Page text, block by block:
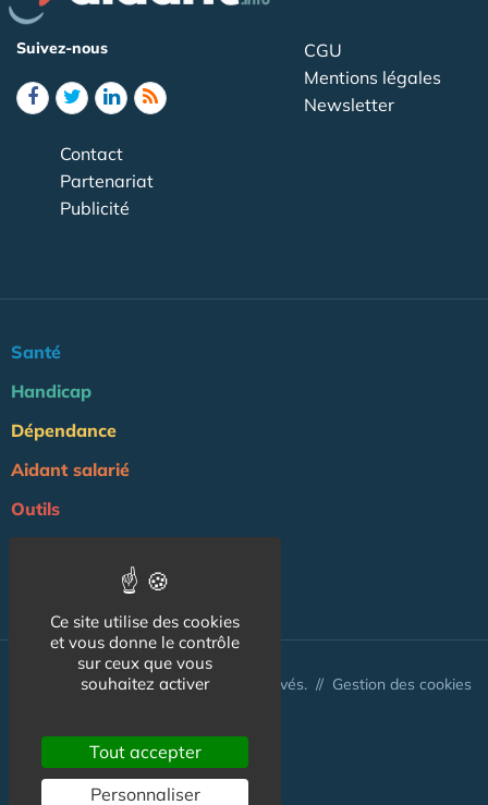
Suivez-nous
CGU
Mentions légales
Newsletter
Contact
Partenariat
Publicité
Santé
Handicap
Dépendance
Aidant salarié
Outils
NOS AUTRES SITES :
© Aidant.info 2026 - Tous droits réservés. // Gestion des cookies
Ce site utilise des cookies
et vous donne le contrôle
sur ceux que vous
souhaitez activer
Tout accepter
Personnaliser